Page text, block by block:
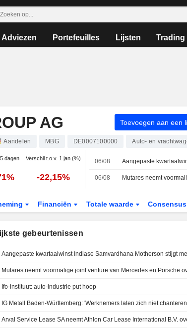
Adviezen Portefeuilles Lijsten Trading
AG Toevoegen aan een
Aandelen MBG DE0007100000 Auto- en
dagen Verschil t.o.v. 1 jan (%)
-22,15%
06/08
06/08
Financiën Totale waarde Consensus
gebeurtenissen
Ifo-instituut: auto-industrie put hoop
IG Metall Baden-Württemberg: 'Werknemers laten zich niet